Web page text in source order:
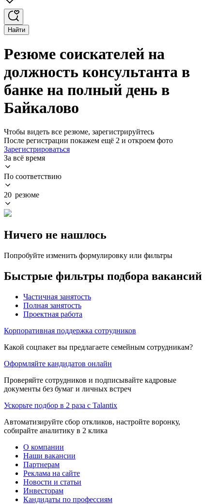
Найти
Резюме соискателей на
должность консультанта в
банке на полный день в
Байкалово
Чтобы видеть все резюме, зарегистрируйтесь
После регистрации покажем ещё 2 и откроем фото
Зарегистрироваться
За всё время
По соответствию
20 резюме
Ничего не нашлось
Попробуйте изменить формулировку или фильтры
Быстрые фильтры подбора вакансий
Частичная занятость
Полная занятость
Проектная работа
Корпоративная поддержка сотрудников
Какой соцпакет вы предлагаете семейным сотрудникам?
Оформляйте кандидатов онлайн
Проверяйте сотрудников и подписывайте кадровые
документы без бумаг и личных встреч
Ускорьте подбор в 2 раза с Talantix
Автоматизируйте сбор откликов, настройте воронку,
собирайте аналитику в 2 клика
О компании
Наши вакансии
Партнерам
Реклама на сайте
Новости и статьи
Инвесторам
Кандидаты по профессиям